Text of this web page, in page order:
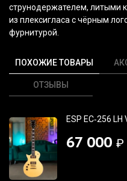
струнодержателем, литыми
из плексигласа с чёрным
фурнитурой.
ПОХОЖИЕ ТОВАРЫ
ОТЗЫВЫ
ESP EC‑256
67 000 ₽